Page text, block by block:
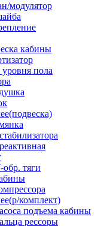
модулятор
кабины
пола
тяги
комплект)
подъема кабины
рессоры